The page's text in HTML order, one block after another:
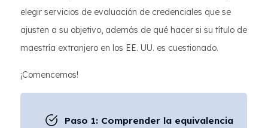
elegir servicios de evaluación de credenciales que se
ajusten a su objetivo, además de qué hacer si su título de
maestría extranjero en los EE. UU. es cuestionado.
¡Comencemos!
Paso 1: Comprender la equivalencia